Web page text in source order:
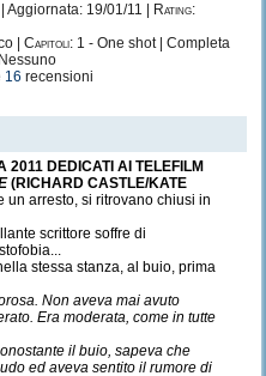
Aggiornata: 19/01/11 |
Rating:
| Capitoli: 1 - One shot | Completa
Nessuno
16 recensioni
2011 DEDICATI AI TELEFILM
(RICHARD CASTLE/KATE
un arresto, si ritrovano chiusi in
scrittore soffre di
stessa stanza, al buio, prima
Non aveva mai avuto
Era moderata, come in tutte
il buio, sapeva che
ed aveva sentito il rumore di